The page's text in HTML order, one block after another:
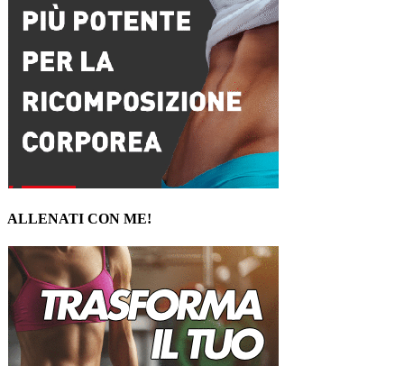
ALLENATI CON ME!